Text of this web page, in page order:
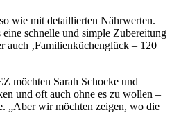
wie mit detaillierten Nährwerten.
schnelle und simple Zubereitung
auch ‚Familienküchenglück – 120
möchten Sarah Schocke und
und oft auch ohne es zu wollen –
„Aber wir möchten zeigen, wo die